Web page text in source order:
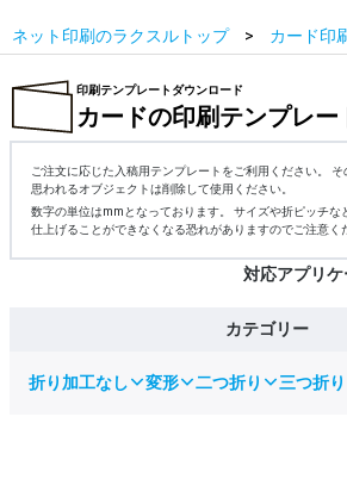
ネット印刷のラクスルトップ カード印
印刷テンプレートダウンロード
カードの印刷テンプレー
ご注文に応じた入稿用テンプレートをご利用ください。
思われるオブジェクトは削除して使用ください。
数字の単位はmmとなっております。 サイズや折ピッチな
仕上げることができなくなる恐れがありますのでご注意く
対応アプリ
カテゴリー
折り加工なし 変形 二つ折り 三つ折り